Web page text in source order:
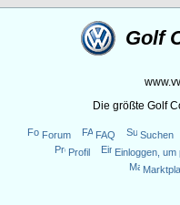
Golf
Die größte Golf
Forum FAQ
Suchen
Profil
Einloggen,